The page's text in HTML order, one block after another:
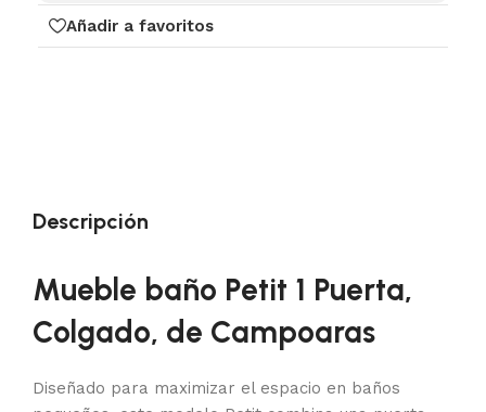
Añadir a favoritos
Descripción
Mueble baño Petit 1 Puerta,
Colgado, de Campoaras
Diseñado para maximizar el espacio en baños